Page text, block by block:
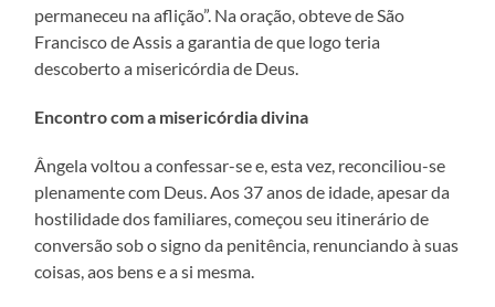
permaneceu na aflição”. Na oração, obteve de São
Francisco de Assis a garantia de que logo teria
descoberto a misericórdia de Deus.
Encontro com a misericórdia divina
Ângela voltou a confessar-se e, esta vez, reconciliou-se
plenamente com Deus. Aos 37 anos de idade, apesar da
hostilidade dos familiares, começou seu itinerário de
conversão sob o signo da penitência, renunciando à suas
coisas, aos bens e a si mesma.